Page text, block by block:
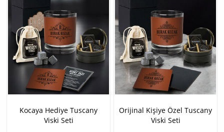
Kocaya Hediye Tuscany
Viski Seti
Orijinal Kişiye Özel Tuscany
Viski Seti